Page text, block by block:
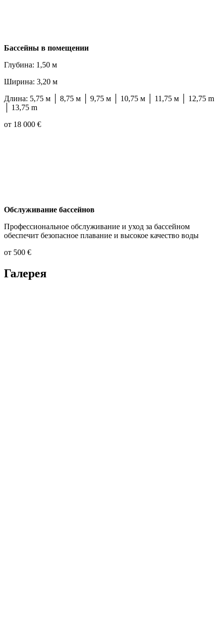
Бассейны в помещении
Глубина: 1,50 м
Ширина: 3,20 м
Длина: 5,75 м │ 8,75 м │ 9,75 м │ 10,75 м │ 11,75 м │ 12,75 m
│ 13,75 m
от 18 000 €
Обслуживание бассейнов
Профессиональное обслуживание и уход за бассейном
обеспечит безопасное плавание и высокое качество воды
от 500 €
Галерея